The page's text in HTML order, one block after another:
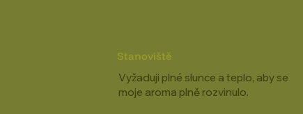
Stanoviště
Vyžaduji plné slunce a teplo, aby se
moje aroma plně rozvinulo.